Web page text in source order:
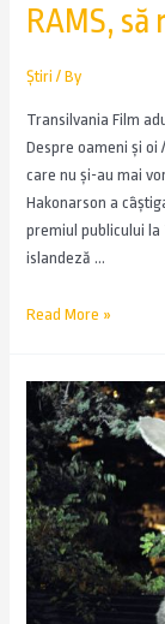
RAMS,
Știri / By
Transilvania Film
Despre oameni și
care nu și-au mai
Hakonarson a
premiul publicului la
islandeză …
Read More »